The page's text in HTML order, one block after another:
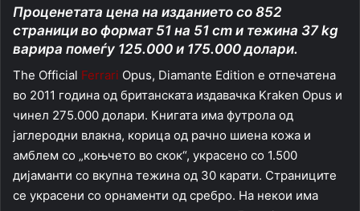
Проценетата цена на изданието со 852
страници во формат 51 на 51 cm и тежина 37 kg
варира помеѓу 125.000 и 175.000 долари.
The Official Ferrari Opus, Diamante Edition е отпечатена
во 2011 година од британската издавачка Kraken Opus и
чинел 275.000 долари. Книгата има футрола од
јаглеродни влакна, корица од рачно шиена кожа и
амблем со „коњчето во скок“, украсено со 1.500
дијаманти со вкупна тежина од 30 карати. Страниците
се украсени со орнаменти од сребро. На некои има